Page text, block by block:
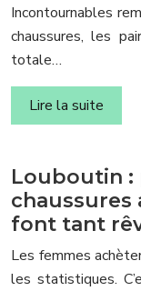
Incontournables
chaussures, les
totale…
Lire la suite
Louboutin :
chaussures
font tant
Les femmes
les statistiques.